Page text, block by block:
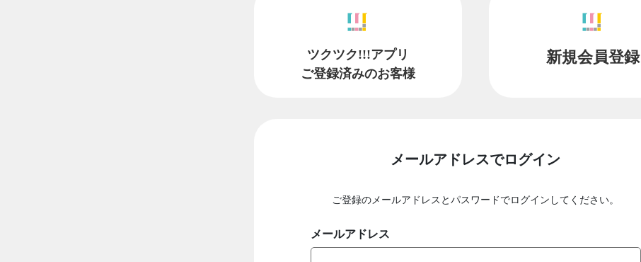
ツクツク!!!アプリ
ご登録済みのお客様
新規会員登録
メールアドレスでログイン
ご登録のメールアドレスとパスワードでログインしてください。
メールアドレス